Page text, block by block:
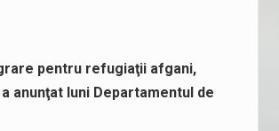
pentru refugiaţii afgani,
anunţat luni Departamentul de